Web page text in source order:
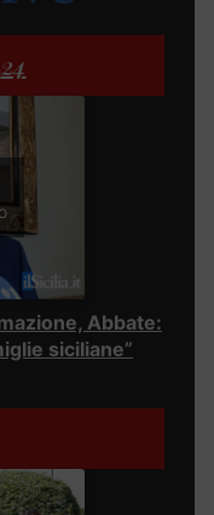
24
Abbate:
siciliane”